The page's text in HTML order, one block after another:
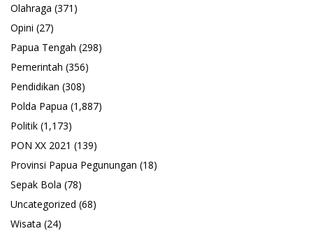
Olahraga (371)
Opini (27)
Papua Tengah (298)
Pemerintah (356)
Pendidikan (308)
Polda Papua (1,887)
Politik (1,173)
PON XX 2021 (139)
Provinsi Papua Pegunungan (18)
Sepak Bola (78)
Uncategorized (68)
Wisata (24)